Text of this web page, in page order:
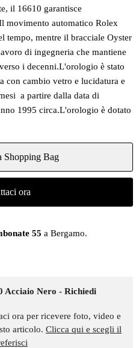
il 16610 garantisce
movimento automatico Rolex
tempo, mentre il bracciale Oyster
di ingegneria che mantiene
i decenni.L'orologio è stato
con cambio vetro e lucidatura e
a partire dalla data di
1995 circa.L'orologio è dotato
Shopping Bag
ora
55 a Bergamo.
Acciaio Nero - Richiedi
ora per ricevere foto, video e
articolo. Clicca qui e scegli il